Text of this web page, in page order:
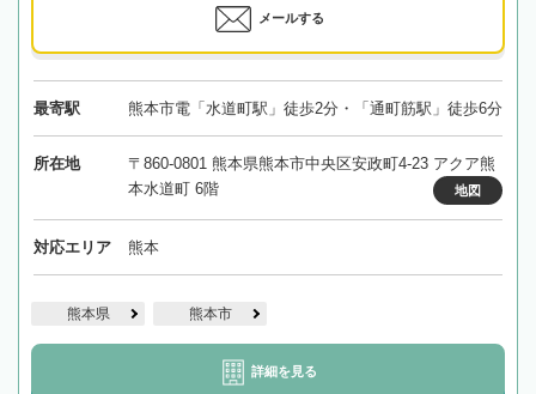
メールする
最寄駅 熊本市電「水道町駅」徒歩2分・「通町筋駅」徒歩6分
所在地
〒860-0801 熊本県熊本市中央区安政町4-23 アクア熊
本水道町 6階
地図
対応エリア 熊本
熊本県 熊本市
詳細を見る